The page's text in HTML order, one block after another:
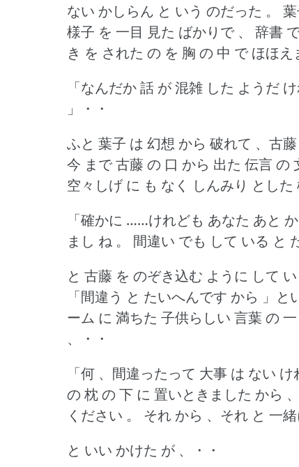
ない かしらん と いう のだった 。
様子 を 一目 見た ばかりで 、 辞書
き を された の を 胸 の 中 で ほほえ
「なんだか 話 が 混雑 した ようだ
」・・
ふと 葉子 は 幻想 から 破れて 、古
今 まで 古藤 の 口 から 出た 伝言 の
空々しげ に も なく しんみり とした
「確かに ……けれども あなた あと
まし ね 。
間違い でも して いる と
と 古藤 を のぞき込む ように して い
「間違う と たいへんです から 」
ーム に 満ちた 子供らしい 言葉 の
、・・
「何 、間違ったって 大事 は ない
の 枕 の 下 に 置いときました から
ください 。
それ から 、それ と 一
と いい かけた が 、・・